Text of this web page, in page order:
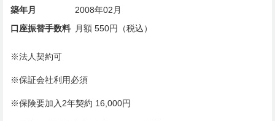
築年月
2008年02月
口座振替手数料 月額 550円（税込）
※法人契約可
※保証会社利用必須
※保険要加入2年契約 16,000円